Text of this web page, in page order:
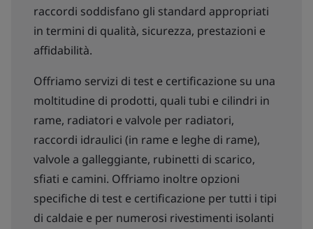
raccordi soddisfano gli standard appropriati
in termini di qualità, sicurezza, prestazioni e
affidabilità.
Offriamo servizi di test e certificazione su una
moltitudine di prodotti, quali tubi e cilindri in
rame, radiatori e valvole per radiatori,
raccordi idraulici (in rame e leghe di rame),
valvole a galleggiante, rubinetti di scarico,
sfiati e camini. Offriamo inoltre opzioni
specifiche di test e certificazione per tutti i tipi
di caldaie e per numerosi rivestimenti isolanti